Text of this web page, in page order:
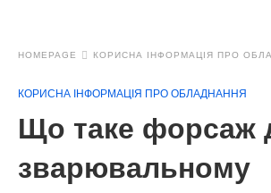
HOMEPAGE КОРИСНА ІНФОРМАЦІЯ ПРО
КОРИСНА ІНФОРМАЦІЯ ПРО ОБЛАДНАННЯ
Що таке форсаж
зварювальному